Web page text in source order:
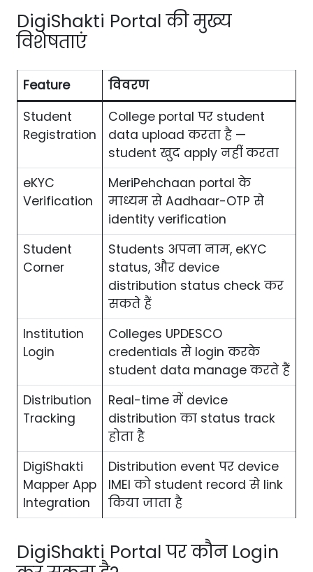
DigiShakti Portal की मुख्य
विशेषताएं
Feature
विवरण
Student
Registration
College portal पर student
data upload करता है —
student खुद apply नहीं करता
eKYC
Verification
MeriPehchaan portal के
माध्यम से Aadhaar-OTP से
identity verification
Student
Corner
Students अपना नाम, eKYC
status, और device
distribution status check कर
सकते हैं
Institution
Login
Colleges UPDESCO
credentials से login करके
student data manage करते हैं
Distribution
Tracking
Real-time में device
distribution का status track
होता है
DigiShakti
Mapper App
Integration
Distribution event पर device
IMEI को student record से link
किया जाता है
DigiShakti Portal पर कौन Login